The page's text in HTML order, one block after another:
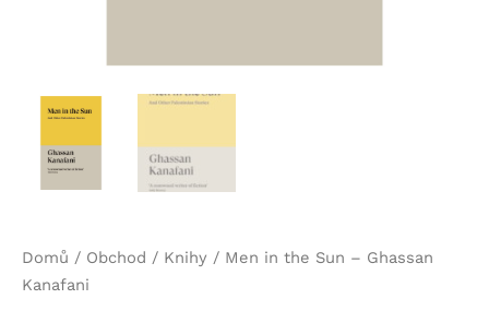
Domů / Obchod / Knihy / Men in the Sun – Ghassan
Kanafani